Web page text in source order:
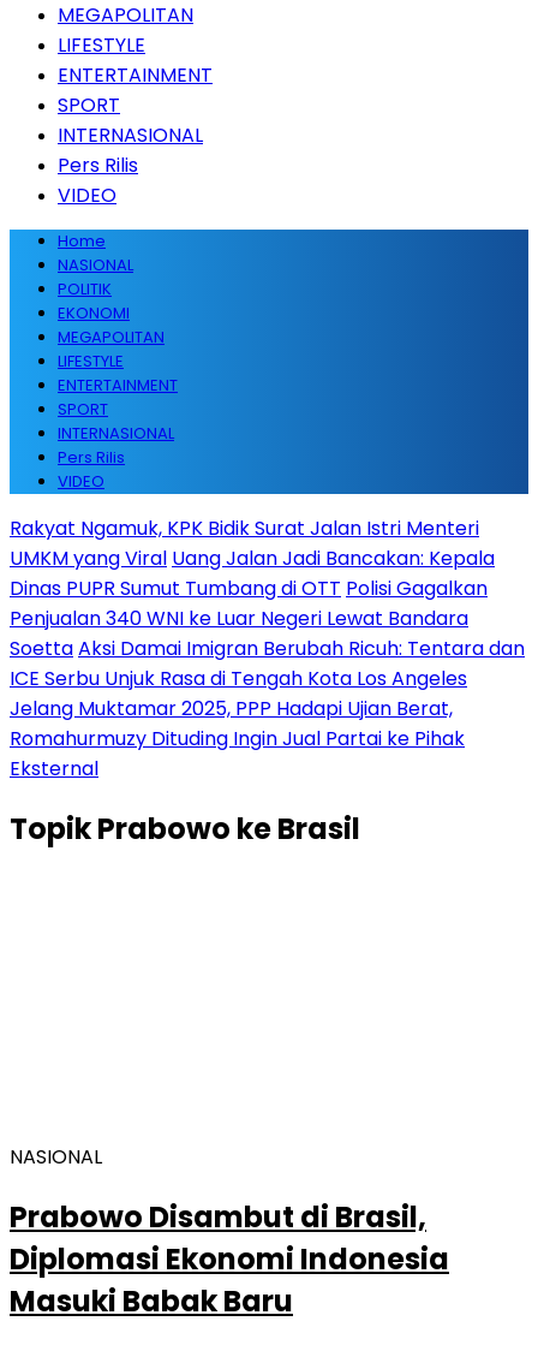
MEGAPOLITAN
LIFESTYLE
ENTERTAINMENT
SPORT
INTERNASIONAL
Pers Rilis
VIDEO
Home
NASIONAL
POLITIK
EKONOMI
MEGAPOLITAN
LIFESTYLE
ENTERTAINMENT
SPORT
INTERNASIONAL
Pers Rilis
VIDEO
Rakyat Ngamuk, KPK Bidik Surat Jalan Istri Menteri
UMKM yang Viral Uang Jalan Jadi Bancakan: Kepala
Dinas PUPR Sumut Tumbang di OTT Polisi Gagalkan
Penjualan 340 WNI ke Luar Negeri Lewat Bandara
SoettaAksi Damai Imigran Berubah Ricuh: Tentara dan
ICE Serbu Unjuk Rasa di Tengah Kota Los Angeles
Jelang Muktamar 2025, PPP Hadapi Ujian Berat,
Romahurmuzy Dituding Ingin Jual Partai ke Pihak
Eksternal
TopikPrabowo ke Brasil
NASIONAL
Prabowo Disambut di Brasil,
Diplomasi Ekonomi Indonesia
Masuki Babak Baru